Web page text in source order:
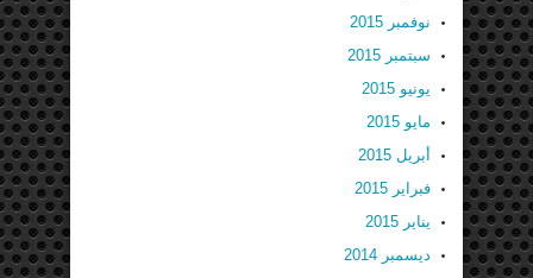
نوفمبر 2015
سبتمبر 2015
يونيو 2015
مايو 2015
أبريل 2015
فبراير 2015
يناير 2015
ديسمبر 2014